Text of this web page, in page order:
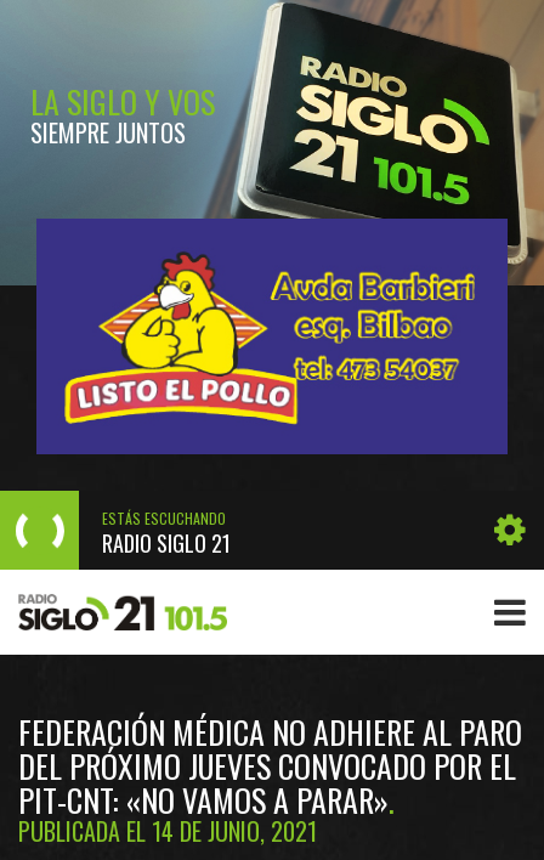
LA SIGLO Y VOS
SIEMPRE JUNTOS
ESTÁS ESCUCHANDO
RADIO SIGLO 21
FEDERACIÓN MÉDICA NO ADHIERE AL PARO
DEL PRÓXIMO JUEVES CONVOCADO POR EL
PIT-CNT: «NO VAMOS A PARAR»
PUBLICADA EL 14 DE JUNIO, 2021